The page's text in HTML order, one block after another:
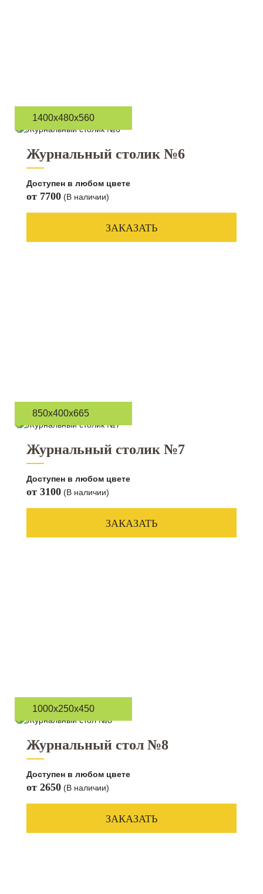
1400х480х560
Журнальный столик №6
Доступен в любом цвете
от 7700 (В наличии)
ЗАКАЗАТЬ
850х400х665
Журнальный столик №7
Доступен в любом цвете
от 3100 (В наличии)
ЗАКАЗАТЬ
1000х250х450
Журнальный стол №8
Доступен в любом цвете
от 2650 (В наличии)
ЗАКАЗАТЬ